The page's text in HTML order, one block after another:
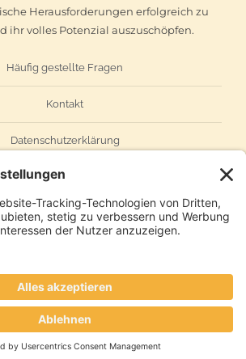
Herausforderungen erfolgreich zu
ihr volles Potenzial auszuschöpfen.
Häufig gestellte Fragen
Kontakt
Datenschutzerklärung
Impressum
AGB
2024 | Noten Booster